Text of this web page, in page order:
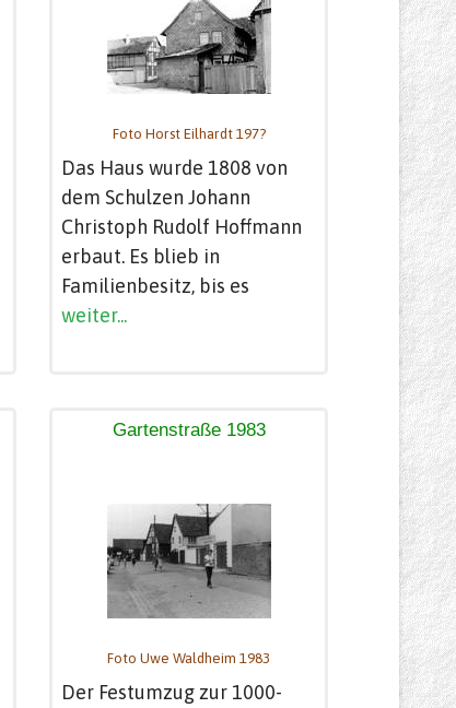
Foto Horst Eilhardt 197?
Das Haus wurde 1808 von
dem Schulzen Johann
Christoph Rudolf Hoffmann
erbaut. Es blieb in
Familienbesitz, bis es
weiter...
Gartenstraße 1983
Foto Uwe Waldheim 1983
Der Festumzug zur 1000-